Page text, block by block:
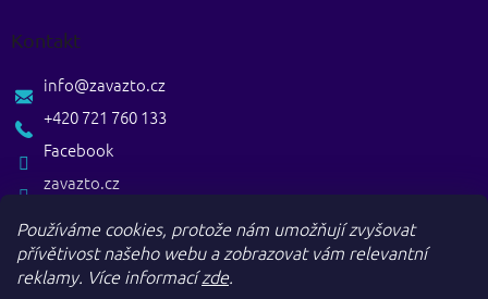
Používáme cookies, protože nám umožňují zvyšovat
přívětivost našeho webu a zobrazovat vám relevantní
reklamy. Více informacízde.
Kontakt
zavazto.cz
info@zavazto.cz
+420 721 760 133
Facebook